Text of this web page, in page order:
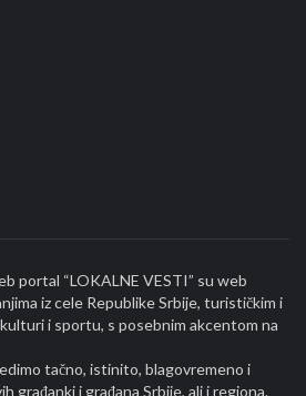
portal “LOKALNE VESTI” su web
iz cele Republike Srbije, turističkim i
i sportu, s posebnim akcentom na
tačno, istinito, blagovremeno i
građanki i građana Srbije, ali i regiona.